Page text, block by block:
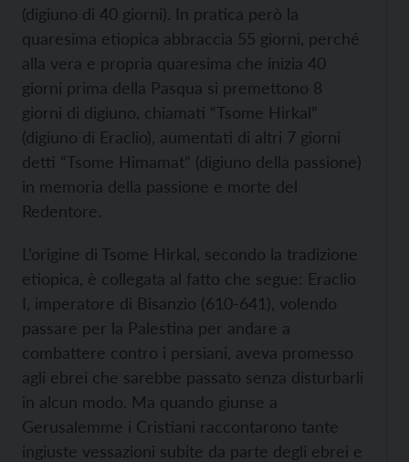
(digiuno di 40 giorni). In pratica però la
quaresima etiopica abbraccia 55 giorni, perché
alla vera e propria quaresima che inizia 40
giorni prima della Pasqua si premettono 8
giorni di digiuno, chiamati “Tsome Hirkal”
(digiuno di Eraclio), aumentati di altri 7 giorni
detti “Tsome Himamat” (digiuno della passione)
in memoria della passione e morte del
Redentore.
L’origine di Tsome Hirkal, secondo la tradizione
etiopica, è collegata al fatto che segue: Eraclio
I, imperatore di Bisanzio (610-641), volendo
passare per la Palestina per andare a
combattere contro i persiani, aveva promesso
agli ebrei che sarebbe passato senza disturbarli
in alcun modo. Ma quando giunse a
Gerusalemme i Cristiani raccontarono tante
ingiuste vessazioni subite da parte degli ebrei e